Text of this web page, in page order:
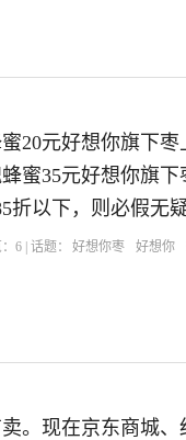
20元好想你旗下枣
蜜35元好想你旗
折以下，则必假无
：6 | 话题： 好想你枣 好想你
。现在京东商城、